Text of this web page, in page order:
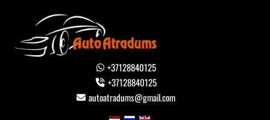
+37128840125
+37128840125
autoatradums@gmail.com